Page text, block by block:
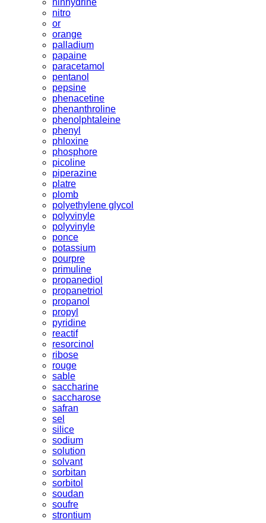
nitro
or
orange
palladium
papaine
paracetamol
pentanol
pepsine
phenacetine
phenanthroline
phenolphtaleine
phenyl
phloxine
phosphore
picoline
piperazine
platre
plomb
polyethylene glycol
polyvinyle
polyvinyle
ponce
potassium
pourpre
primuline
propanediol
propanetriol
propanol
propyl
pyridine
reactif
resorcinol
ribose
rouge
sable
saccharine
saccharose
safran
sel
silice
sodium
solution
solvant
sorbitan
sorbitol
soudan
soufre
strontium